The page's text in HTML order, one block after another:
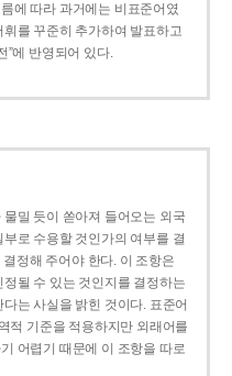
에 따라 과거에는 비표준어였
를 꾸준히 추가하여 발표하고
”에 반영되어 있다.
밀 듯이 쏟아져 들어오는 외국
로 수용할 것인가의 여부를 결
정해 주어야 한다. 이 조항은
될 수 있는 것인지를 결정하는
는 사실을 밝힌 것이다. 표준어
적 기준을 적용하지만 외래어를
어렵기 때문에 이 조항을 따로